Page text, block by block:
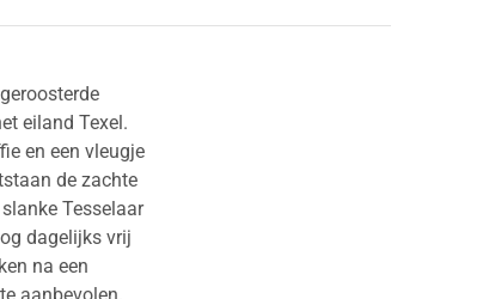
eiland Texel.
en een vleugje
de zachte
Tesselaar
dagelijks vrij
na een